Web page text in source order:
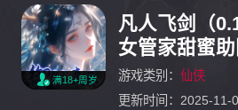
满18+周岁
凡人飞剑（
女管家甜蜜助
游戏类别： 仙侠
更新时间：2025-11-